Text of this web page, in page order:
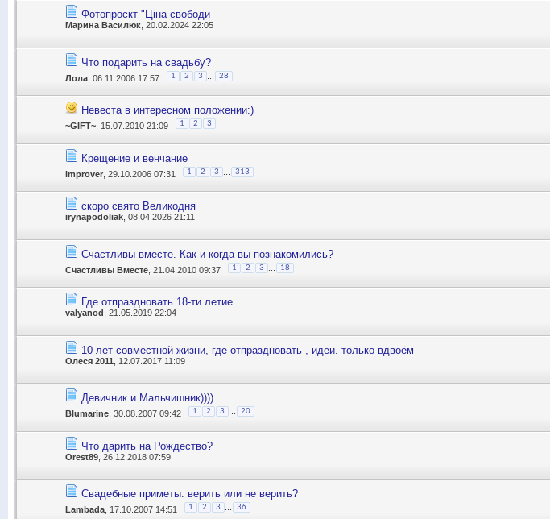
Фотопроєкт "Ціна свободи
Марина Василюк, 20.02.2024 22:05
Что подарить на свадьбу?
Лола , 06.11.2006 17:57 1 2 3 28
Невеста в интересном положении:)
~GIFT~ , 15.07.2010 21:09 1 2 3
Крещение и венчание
improver , 29.10.2006 07:31 1 2 3 313
скоро свято Великодня
irynapodoliak , 08.04.2026 21:11
Счастливы вместе. Как и когда вы познакомились?
Счастливы Вместе , 21.04.2010 09:37 1 2 3 18
Где отпраздновать 18-ти летие
valyanod , 21.05.2019 22:04
10 лет совместной жизни, где отпраздновать , идеи. только вдвоём
Олеся 2011 , 12.07.2017 11:09
Девичник и Мальчишник))))
Blumarine , 30.08.2007 09:42 1 2 3 20
Что дарить на Рождество?
Orest89 , 26.12.2018 07:59
Свадебные приметы. верить или не верить?
Lambada , 17.10.2007 14:51 1 2 3 36